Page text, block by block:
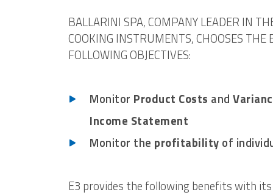
BALLARINI SPA, COMPANY LEADER IN
COOKING INSTRUMENTS, CHOOSES
FOLLOWING OBJECTIVES:
Monitor Product Costs and
Income Statement
Monitor the profitability of
E3 provides the following benefits with its